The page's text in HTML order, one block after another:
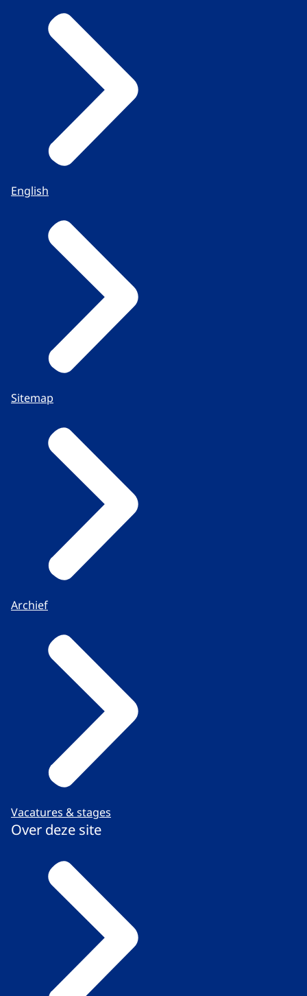
English
Sitemap
Archief
Vacatures & stages
Over deze site